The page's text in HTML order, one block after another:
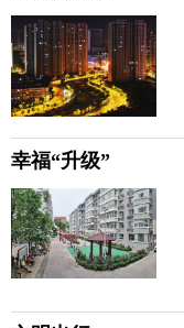
幸福“升级”